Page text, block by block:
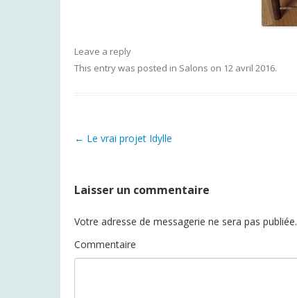
Leave a reply
This entry was posted in Salons on 12 avril 2016.
Post navigation
← Le vrai projet Idylle
Laisser un commentaire
Votre adresse de messagerie ne sera pas publiée.
Commentaire